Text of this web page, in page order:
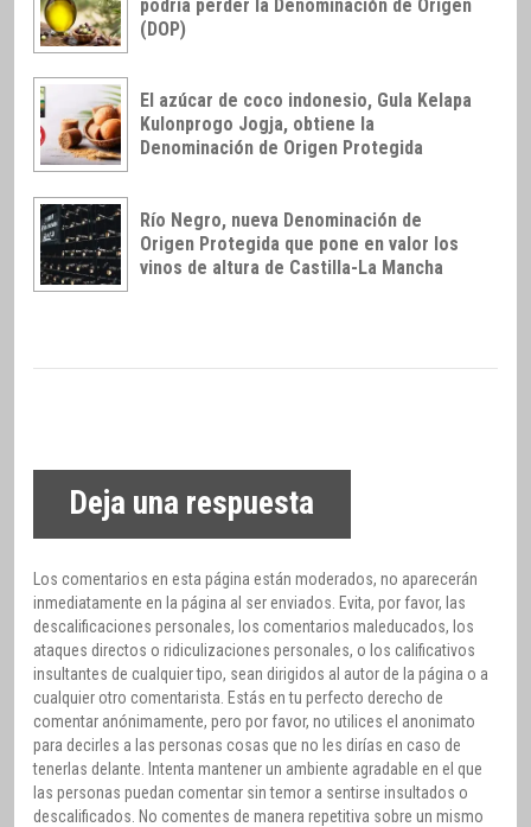
podría perder la Denominación de Origen
(DOP)
El azúcar de coco indonesio, Gula Kelapa
Kulonprogo Jogja, obtiene la
Denominación de Origen Protegida
Río Negro, nueva Denominación de
Origen Protegida que pone en valor los
vinos de altura de Castilla-La Mancha
Deja una respuesta
Los comentarios en esta página están moderados, no aparecerán
inmediatamente en la página al ser enviados. Evita, por favor, las
descalificaciones personales, los comentarios maleducados, los
ataques directos o ridiculizaciones personales, o los calificativos
insultantes de cualquier tipo, sean dirigidos al autor de la página o a
cualquier otro comentarista. Estás en tu perfecto derecho de
comentar anónimamente, pero por favor, no utilices el anonimato
para decirles a las personas cosas que no les dirías en caso de
tenerlas delante. Intenta mantener un ambiente agradable en el que
las personas puedan comentar sin temor a sentirse insultados o
descalificados. No comentes de manera repetitiva sobre un mismo